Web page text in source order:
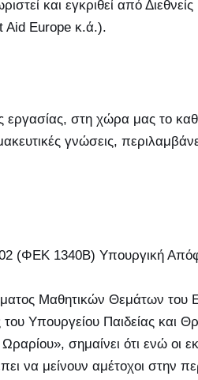
και εγκριθεί από Διεθνείς
Aid Europe κ.ά.).
στη χώρα μας το
γνώσεις,
(ΦΕΚ 1340Β) Υπουργική
Μαθητικών Θεμάτων του
Υπουργείου Παιδείας και
σημαίνει ότι ενώ οι
να μείνουν αμέτοχοι στην